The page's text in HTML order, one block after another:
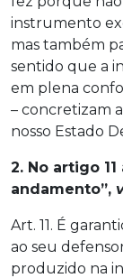
instrumento
mas também
sentido que a
em plena
– concretizam
nosso Estado
2. No artigo
andamento”,
Art. 11. É
ao seu
produzido na